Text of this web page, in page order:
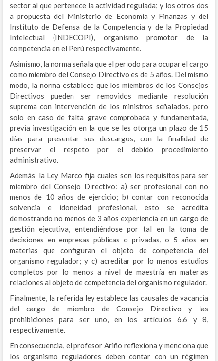
sector al que pertenece la actividad regulada; y los otros dos
a propuesta del Ministerio de Economía y Finanzas y del
Instituto de Defensa de la Competencia y de la Propiedad
Intelectual (INDECOPI), organismo promotor de la
competencia en el Perú respectivamente.
Asimismo, la norma señala que el periodo para ocupar el cargo
como miembro del Consejo Directivo es de 5 años. Del mismo
modo, la norma establece que los miembros de los Consejos
Directivos pueden ser removidos mediante resolución
suprema con intervención de los ministros señalados, pero
solo en caso de falta grave comprobada y fundamentada,
previa investigación en la que se les otorga un plazo de 15
días para presentar sus descargos, con la finalidad de
preservar el respeto por el debido procedimiento
administrativo.
Además, la Ley Marco fija cuales son los requisitos para ser
miembro del Consejo Directivo: a) ser profesional con no
menos de 10 años de ejercicio; b) contar con reconocida
solvencia e idoneidad profesional, esto se acredita
demostrando no menos de 3 años experiencia en un cargo de
gestión ejecutiva, entendiéndose por tal en la toma de
decisiones en empresas públicas o privadas, o 5 años en
materias que configuran el objeto de competencia del
organismo regulador; y c) acreditar por lo menos estudios
completos por lo menos a nivel de maestría en materias
relaciones al objeto de competencia del organismo regulador.
Finalmente, la referida ley establece las causales de vacancia
del cargo de miembro de Consejo Directivo y las
prohibiciones para ser uno, en los artículos 6.6 y 8,
respectivamente.
En consecuencia, el profesor Ariño reflexiona y menciona que
los organismo reguladores deben contar con un régimen